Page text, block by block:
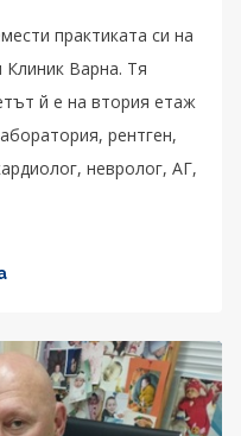
практиката си на
Варна. Тя
й е на втория етаж
рентген,
невролог, АГ,